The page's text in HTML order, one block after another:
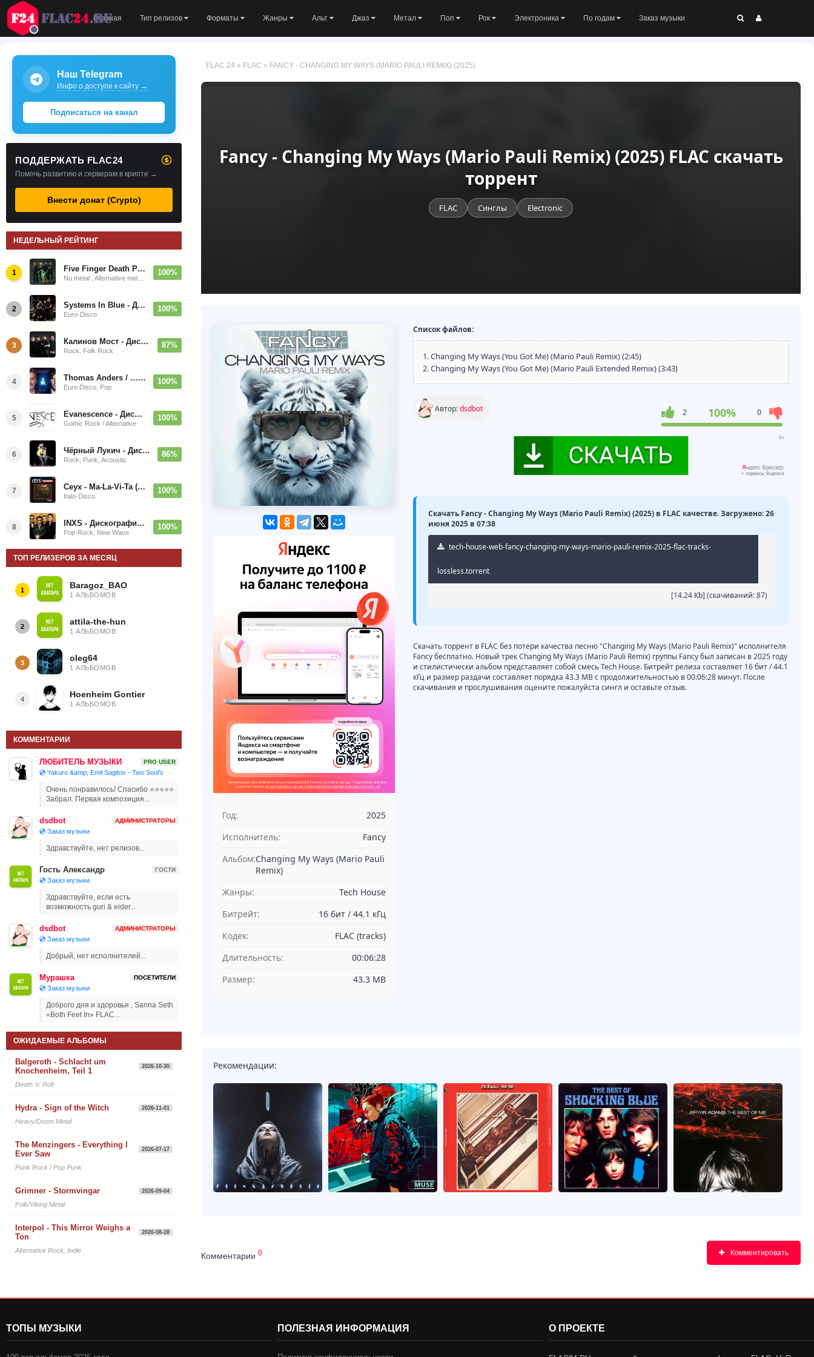
Главная Тип релизов Форматы Жанры Альт Джаз Метал Поп Рок Электроника По годам Заказ музыки
FLAC 24 » FLAC » FANCY - CHANGING MY WAYS (MARIO PAULI REMIX) (2025)
Fancy - Changing My Ways (Mario Pauli Remix) (2025) FLAC скачать
торрент
FLAC Синглы Electronic
Год:
2025
Исполнитель:
Fancy
Альбом:Changing My Ways (Mario Pauli
Remix)
Жанры:
Tech House
Битрейт:
16 бит / 44.1 кГц
Кодек:
FLAC (tracks)
Длительность:
00:06:28
Размер:
43.3 MB
Список файлов:
1. Changing My Ways (You Got Me) (Mario Pauli Remix) (2:45)
2. Changing My Ways (You Got Me) (Mario Pauli Extended Remix) (3:43)
Автор:dsdbot 2 100% 0
Скачать Fancy - Changing My Ways (Mario Pauli Remix) (2025) в FLAC качестве. Загружено: 26
июня 2025 в 07:38
tech-house-web-fancy-changing-my-ways-mario-pauli-remix-2025-flac-tracks-
lossless.torrent
[14.24 Kb] (cкачиваний: 87)
Скачать торрент в FLAC без потери качества песню "Changing My Ways (Mario Pauli Remix)" исполнителя
Fancy бесплатно. Новый трек Changing My Ways (Mario Pauli Remix) группы Fancy был записан в 2025 году
и стилистически альбом представляет собой смесь Tech House. Битрейт релиза составляет 16 бит / 44.1
кГц и размер раздачи составляет порядка 43.3 MB с продолжительностью в 00:06:28 минут. После
скачивания и прослушивания оцените пожалуйста сингл и оставьте отзыв.
Рекомендации:
Комментарии 0 Комментировать
Наш Telegram
Инфо о доступе к сайту →
Подписаться на канал
ПОДДЕРЖАТЬ FLAC24
Помочь развитию и серверам в крипте →
Внести донат (Crypto)
НЕДЕЛЬНЫЙ РЕЙТИНГ
1 Five Finger Death Punch - Дискография (2008-2026) 100%
2 Systems In Blue - Дискография (2020-2026)
Euro-Disco
100%
3 Калинов Мост - Дискография (1986-2026)
Rock, Folk Rock
87%
4 Thomas Anders / … Sings Modern Talking: The Best hi-res
Euro Disco, Pop
100%
5 Evanescence - Дискография (1998-2026)
Gothic Rock / Alternative
100%
6 Чёрный Лукич - Дискография (1987-2014)
Rock, Punk, Acoustic
86%
7 Ceyx - Ma-La-Vi-Ta (12'' Maxi-Single)
Italo-Disco
100%
8 INXS - Дискография (1981-2004)
Pop-Rock, New Wave
100%
ТОП РЕЛИЗЕРОВ ЗА МЕСЯЦ
1 Baragoz_BAO
1 АЛЬБОМОВ
2 attila-the-hun
1 АЛЬБОМОВ
3 oleg64
1 АЛЬБОМОВ
4 Hoenheim Gontier
1 АЛЬБОМОВ
КОММЕНТАРИИ
ЛЮБИТЕЛЬ МУЗЫКИ PRO USER
💿 Yakuro &amp; Emil Sagitov - Two Soul's
Очень понравилось! Спасибо ⭐⭐⭐⭐⭐
Забрал. Первая композиция...
dsdbot АДМИНИСТРАТОРЫ
💿 Заказ музыки
Здравствуйте, нет релизов...
Гость Александр ГОСТИ
💿 Заказ музыки
Здравствуйте, если есть
возможность guri & eider...
dsdbot АДМИНИСТРАТОРЫ
💿 Заказ музыки
Добрый, нет исполнителей...
Мурашка ПОСЕТИТЕЛИ
💿 Заказ музыки
Доброго дня и здоровья , Sanna Seth
«Both Feet In» FLAC...
ОЖИДАЕМЫЕ АЛЬБОМЫ
Balgeroth - Schlacht um
Knochenheim, Teil 1
2026-10-30
Death 'n' Roll
Hydra - Sign of the Witch 2026-11-01
Heavy/Doom Metal
The Menzingers - Everything I
Ever Saw
2026-07-17
Punk Rock / Pop Punk
Grimner - Stormvingar 2026-09-04
Folk/Viking Metal
Interpol - This Mirror Weighs a
Ton
2026-08-28
Alternative Rock, Indie
ТОПЫ МУЗЫКИ ПОЛЕЗНАЯ ИНФОРМАЦИЯ О ПРОЕКТЕ